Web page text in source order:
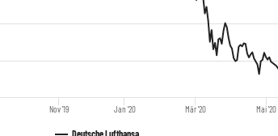
Deutsche Lufthansa
Nov '19 Jan '20 Mär '20 Mai '20